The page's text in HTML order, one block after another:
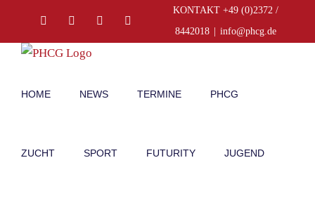
springen
FacebookInstagram
KONTAKT +49 (0)2372 /
8442018
info@phcg.de
HOME NEWS TERMINE PHCG
ZUCHT SPORT FUTURITY JUGEND